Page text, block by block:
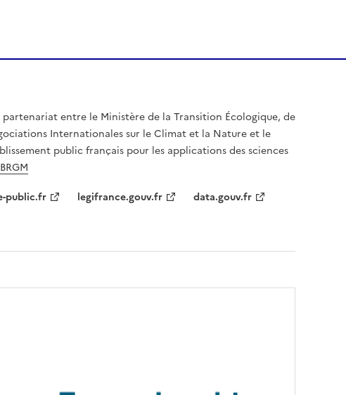
partenariat entre le Ministère de la Transition Écologique, de
Internationales sur le Climat et la Nature et le
public français pour les applications des sciences
public.fr legifrance.gouv.fr data.gouv.fr